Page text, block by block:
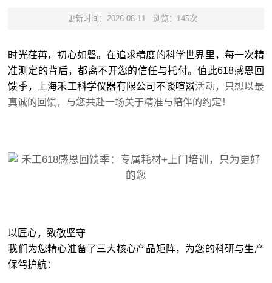
更新时间：2026-06-11 浏览：145次
时光荏苒，初心如磐。在追求精度的科学世界里，每一次精
准测定的背后，都离不开您的信任与托付。值此618感恩回
馈季，上海禾工科学仪器有限公司不谈喧嚣活动，只想以最
真诚的回馈，与您共赴一场关于精准与陪伴的约定！
以匠心，致敬坚守
我们为您精心准备了三大核心产品矩阵，为您的科研与生产
保驾护航：